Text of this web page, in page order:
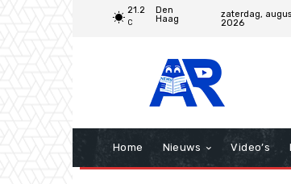
21.2
C
Den
Haag
zaterdag,
2026
Home Nieuws Video’s